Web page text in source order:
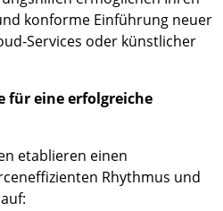
konforme Einführung neuer
Services oder künstlicher
für eine erfolgreiche
etablieren einen
Rhythmus und